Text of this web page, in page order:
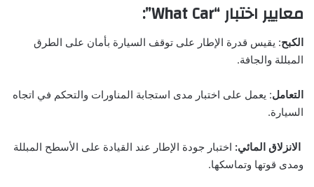
معايير اختبار “What Car”:
الكبح: يقيس قدرة الإطار على توقف السيارة بأمان على الطرق
المبللة والجافة.
التعامل: يعمل على اختبار مدى استجابة المناورات والتحكم في اتجاه
السيارة.
الانزلاق المائي: اختبار جودة الإطار عند القيادة على الأسطح المبللة
ومدى قوتها وتماسكها.